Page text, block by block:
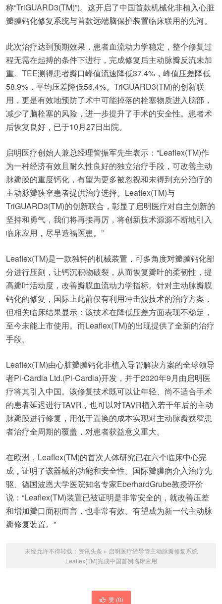
称“TriGUARD3(TM)”)。这开启了中国首款机械化非植入心脏
瓣膜钙化修复系统与首款远端脑保护装置临床联用的先河。
此次治疗达到预期效果，患者血流动力学稳定，整个修复过
程无需在起搏的条件下进行，完成修复后主动脉瓣反流未加
重。TEE测得患者瓣口峰值流速降低37.4%，峰值压差降低
58.9%，平均压差降低56.4%。TriGUARD3(TM)的创新联
用，更是有效地预防了术中可能掉落的栓塞物质进入脑部，
减少了脑栓塞的风险，进一步提升了手术的安全性。患者术
后恢复良好，已于10月27日出院。
启明医疗创始人兼总经理訾振军先生表示：“Leaflex(TM)作
为一种经济有效且耐久性良好的独立治疗手段，可改善主动
脉瓣膜的重度钙化，有望为更多被忽视和未得到充分治疗的
主动脉瓣狭窄患者提供治疗选择。Leaflex(TM)与
TriGUARD3(TM)的创新联合，彰显了启明医疗对自主创新的
坚持和勇气，我们将再接再厉，将创新技术源源不断地引入
临床应用，尽早造福医患。”
Leaflex(TM)是一款独特的机械装置，可多角度对瓣膜钙化部
分进行压刻，让钙沉积物破裂，从而恢复瓣叶的柔韧性，提
高瓣叶活动度，改善瓣膜血流动力学指标。针对主动脉瓣膜
钙化的修复，国际上此前仅有利用冲击波技术的治疗方案，
但相关临床结果显示：该技术在降低压差方面表现不稳定，
至今未能上市使用。而Leaflex(TM)的出现提供了全新的治疗
手段。
Leaflex(TM)由心脏瓣膜钙化非植入导管解决方案的全球领导
者Pi-Cardia Ltd.(Pi-Cardia)开发，并于2020年9月由启明医
疗将其引入中国。该修复技术既可以让年轻、尚不适合手术
的患者延迟进行TAVR，也可以对TAVR植入若干年后的主动
脉瓣膜进行修复，用低于置换的成本实现对主动脉瓣狭窄患
者治疗全周期的覆盖，对患者获益意义重大。
在欧洲，Leaflex(TM)的首次人体研究已在六个临床中心完
成，证明了该器械的功能和安全性。国际瓣膜病介入治疗先
驱、德国波恩大学医院知名专家EberhardGrube教授评价
说：“Leaflex(TM)装置已被证明是非常安全的，就改善压差
和增加瓣口面积而言，也非常有效。有望成为新一代主动脉
瓣修复装置。”
未经允许不得转载： 资讯头条 » 启明医疗经导管主动脉瓣修复系统
Leaflex(TM)完成中国首例临床应用
赞 (0)